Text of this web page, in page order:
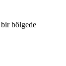
bölgede